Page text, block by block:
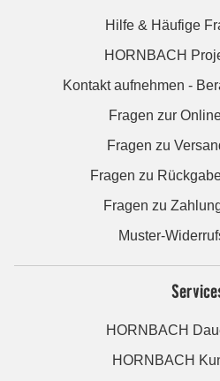
Hilfe & Häufige
HORNBACH
Kontakt aufnehmen -
Fragen zur
Fragen zu
Fragen zu
Fragen zu
Muster-
HORNBACH
HORNBACH